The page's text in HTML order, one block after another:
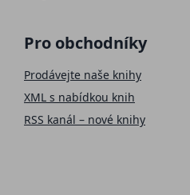
Pro obchodníky
Prodávejte naše knihy
XML s nabídkou knih
RSS kanál – nové knihy